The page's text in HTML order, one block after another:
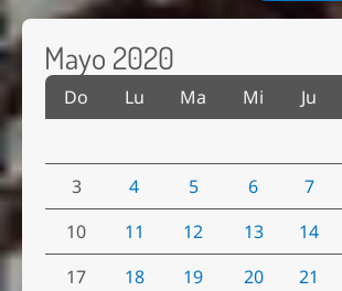
Mayo 2020
Do Lu Ma Mi Ju
3
4 5 6 7
10
11 12 13 14
17
18 19 20 21